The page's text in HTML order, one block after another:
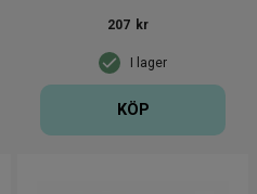
I lager
207 kr
KÖP